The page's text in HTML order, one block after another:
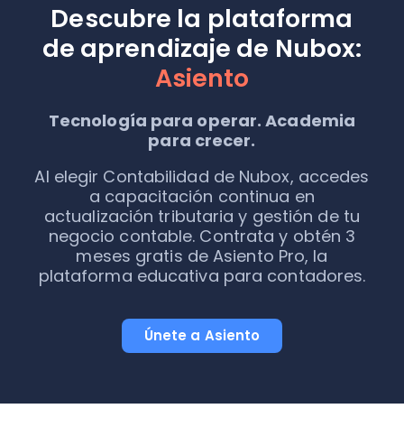
Descubre la plataforma
de aprendizaje de Nubox:
Asiento
Tecnología para operar. Academia
para crecer.
Al elegir Contabilidad de Nubox, accedes
a capacitación continua en
actualización tributaria y gestión de tu
negocio contable. Contrata y obtén 3
meses gratis de Asiento Pro, la
plataforma educativa para contadores.
Únete a Asiento